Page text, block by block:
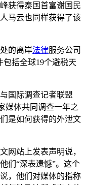
获得泰国首富谢国民
马云也同样获得了该
的离岸法律服务公司
包括全球19个避税天
国际调查记者联盟
媒体共同调查一年之
是如何获得的外泄文
网站上发表声明说，
们“深表遗憾”。这个
，他们对媒体的指称